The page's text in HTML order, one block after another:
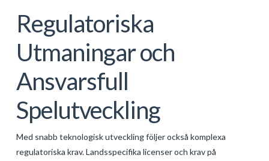
Regulatoriska
Utmaningar och
Ansvarsfull
Spelutveckling
Med snabb teknologisk utveckling följer också komplexa
regulatoriska krav. Landsspecifika licenser och krav på